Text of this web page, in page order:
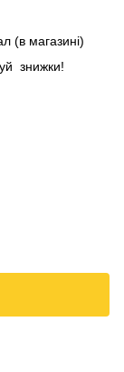
(в магазині)
знижки!